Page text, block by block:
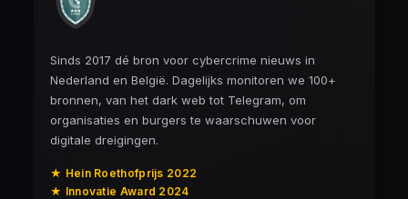
Sinds 2017 dé bron voor cybercrime nieuws in
Nederland en België. Dagelijks monitoren we 100+
bronnen, van het dark web tot Telegram, om
organisaties en burgers te waarschuwen voor
digitale dreigingen.
★ Hein Roethofprijs 2022
★ Innovatie Award 2024